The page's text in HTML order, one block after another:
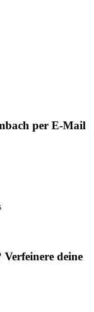
per E-Mail
Verfeinere deine